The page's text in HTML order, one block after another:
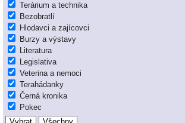
Terárium a technika
Bezobratlí
Hlodavci a zajícovci
Burzy a výstavy
Literatura
Legislativa
Veterina a nemoci
Terahádanky
Černá kronika
Pokec